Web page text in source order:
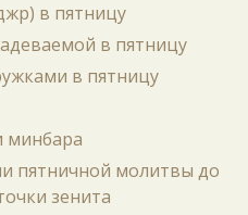
в пятницу
в пятницу
в пятницу
минбара
пятничной молитвы до
зенита